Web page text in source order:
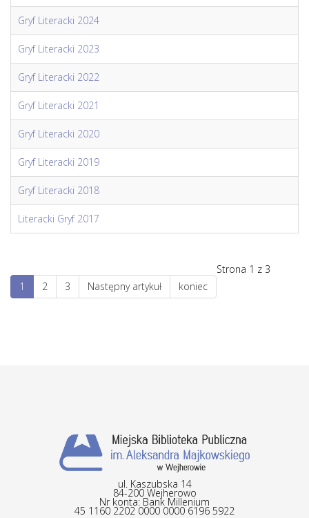
Gryf Literacki 2024
Gryf Literacki 2023
Gryf Literacki 2022
Gryf Literacki 2021
Gryf Literacki 2020
Gryf Literacki 2019
Gryf Literacki 2018
Literacki Gryf 2017
Strona 1 z 3
1
2 3 Następny artykuł koniec
ul. Kaszubska 14
84-200 Wejherowo
Nr konta: Bank Millenium
45 1160 2202 0000 0000 6196 5922